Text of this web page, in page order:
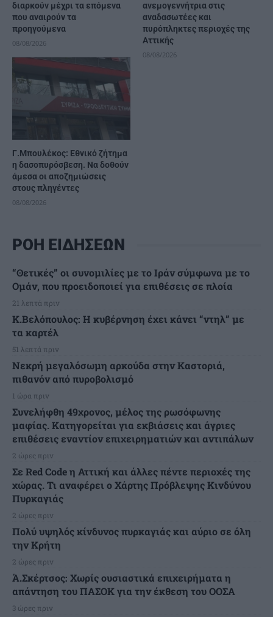
διαρκούν μέχρι τα επόμενα
που αναιρούν τα
προηγούμενα
08/08/2026
ανεμογεννήτρια στις
αναδασωτέες και
πυρόπληκτες περιοχές της
Αττικής
08/08/2026
Γ.Μπουλέκος: Εθνικό ζήτημα
η δασοπυρόσβεση. Να δοθούν
άμεσα οι αποζημιώσεις
στους πληγέντες
08/08/2026
ΡΟΗ ΕΙΔΗΣΕΩΝ
“Θετικές” οι συνομιλίες με το Ιράν σύμφωνα με το
Ομάν, που προειδοποιεί για επιθέσεις σε πλοία
21 λεπτά πριν
Κ.Βελόπουλος: Η κυβέρνηση έχει κάνει “ντηλ” με
τα καρτέλ
51 λεπτά πριν
Νεκρή μεγαλόσωμη αρκούδα στην Καστοριά,
πιθανόν από πυροβολισμό
1 ώρα πριν
Συνελήφθη 49χρονος, μέλος της ρωσόφωνης
μαφίας. Κατηγορείται για εκβιάσεις και άγριες
επιθέσεις εναντίον επιχειρηματιών και αντιπάλων
2 ώρες πριν
Σε Red Code η Αττική και άλλες πέντε περιοχές της
χώρας. Τι αναφέρει ο Χάρτης Πρόβλεψης Κινδύνου
Πυρκαγιάς
2 ώρες πριν
Πολύ υψηλός κίνδυνος πυρκαγιάς και αύριο σε όλη
την Κρήτη
2 ώρες πριν
Ά.Σκέρτσος: Χωρίς ουσιαστικά επιχειρήματα η
απάντηση του ΠΑΣΟΚ για την έκθεση του ΟΟΣΑ
3 ώρες πριν